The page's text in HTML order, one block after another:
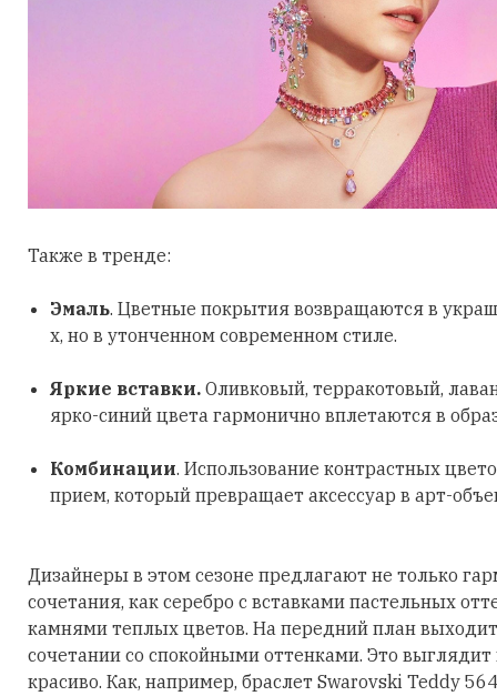
Также в тренде:
Эмаль. Цветные покрытия возвращаются в
х, но в утонченном современном стиле.
Яркие вставки. Оливковый, терракотовый,
ярко-синий цвета гармонично вплетаются в
Комбинации. Использование контрастных
прием, который превращает аксессуар в арт-
Дизайнеры в этом сезоне предлагают не только
сочетания, как серебро с вставками пастельных
камнями теплых цветов. На передний план
сочетании со спокойными оттенками. Это
красиво. Как, например, браслет Swarovski Teddy